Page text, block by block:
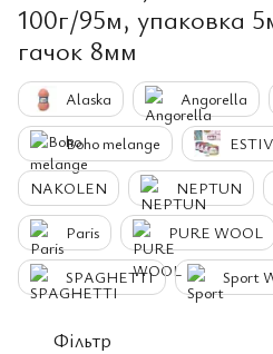
100г/95м, упаковка
гачок 8мм
Alaska Angorella
Boho melange
NAKOLEN NEPTUN
Paris PURE WOOL
SPAGHETTI Sport
Фільтр